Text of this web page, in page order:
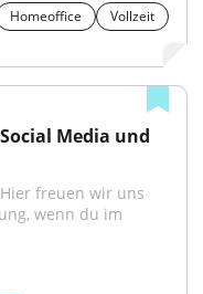
Homeoffice
Vollzeit
Media und
freuen wir uns
wenn du im